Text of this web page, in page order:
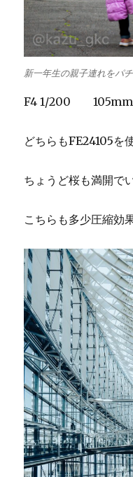
新一年生の親子連れをパ
F4 1/200 105mm
どちらもFE24105を
ちょうど桜も満開で
こちらも多少圧縮効